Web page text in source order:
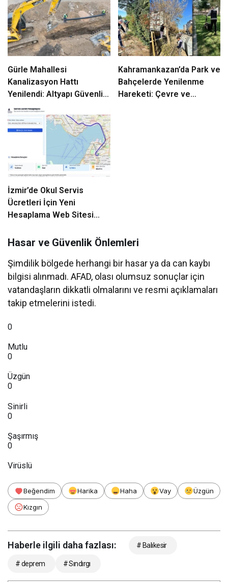
Gürle Mahallesi
Kanalizasyon Hattı
Yenilendi: Altyapı Güvenliği
ve Sürdürülebilirlik için
Adım
Kahramankazan’da Park ve
Bahçelerde Yenilenme
Hareketi: Çevre ve
İzmir’de Okul Servis
Ücretleri İçin Yeni
Hesaplama Web Sitesi
Hasar ve Güvenlik Önlemleri
Şimdilik bölgede herhangi bir hasar ya da can kaybı
bilgisi alınmadı. AFAD, olası olumsuz sonuçlar için
vatandaşların dikkatli olmalarını ve resmi açıklamaları
takip etmelerini istedi.
0
Mutlu
0
Üzgün
0
Sinirli
0
Şaşırmış
0
Virüslü
Beğendim Harika Haha Vay
Üzgün
Kızgın
Haberle ilgili daha fazlası: # Balıkesir
# deprem # Sındırgı